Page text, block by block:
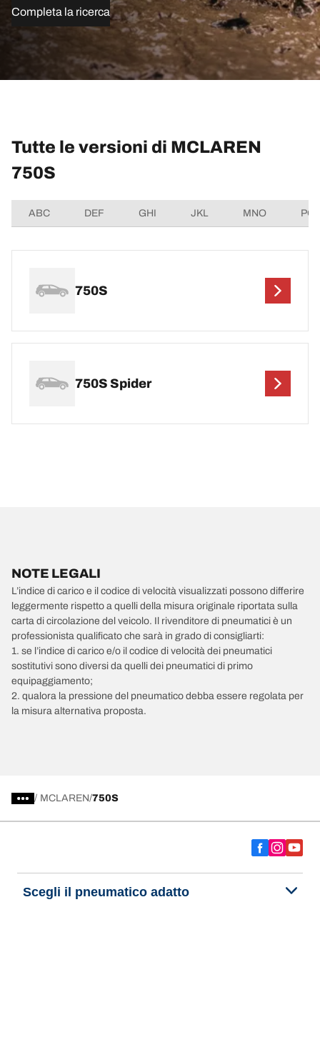
Completa la ricerca
Tutte le versioni di MCLAREN
750S
ABC DEF GHI JKL MNO
750S
750S Spider
NOTE LEGALI
L’indice di carico e il codice di velocità visualizzati possono differire
leggermente rispetto a quelli della misura originale riportata sulla
carta di circolazione del veicolo. Il rivenditore di pneumatici è un
professionista qualificato che sarà in grado di consigliarti:
1. se l’indice di carico e/o il codice di velocità dei pneumatici
sostitutivi sono diversi da quelli dei pneumatici di primo
equipaggiamento;
2. qualora la pressione del pneumatico debba essere regolata per
la misura alternativa proposta.
/ MCLAREN 750S
Scegli il pneumatico adatto